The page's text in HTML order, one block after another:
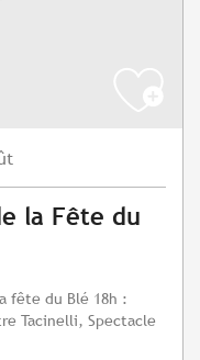
la Fête du
fête du Blé 18h :
Tacinelli, Spectacle